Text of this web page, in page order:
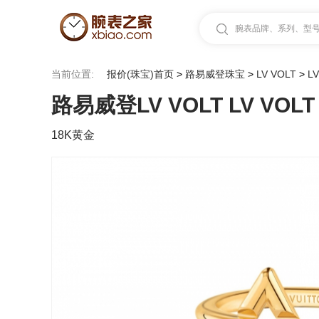
腕表品牌、系列、型
当前位置: 报价(珠宝)首页 > 路易威登珠宝 > LV VOLT >
路易威登LV VOLT LV
18K黄金